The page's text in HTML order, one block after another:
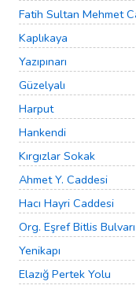
Fatih Sultan Mehmet
Kaplıkaya
Yazıpınarı
Güzelyalı
Harput
Hankendi
Kırgızlar Sokak
Ahmet Y. Caddesi
Hacı Hayri Caddesi
Org. Eşref Bitlis Bulvarı
Yenikapı
Elazığ Pertek Yolu